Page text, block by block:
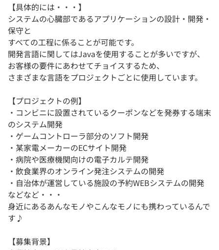
【具体的には・・・】
システムの心臓部であるアプリケーションの設計・開発・
保守と
すべての工程に係ることが可能です。
開発言語に関してはJavaを使用することが多いですが、
お客様の要件にあわせてチョイスするため、
さまざまな言語をプロジェクトごとに使用しています。
【プロジェクトの例】
・コンビニに設置されているクーポンなどを発券する端末
のシステム開発
・ゲームコントローラ部分のソフト開発
・某家電メーカーのECサイト開発
・病院や医療機関向けの電子カルテ開発
・飲食業界のオンライン発注システムの開発
・自治体が運営している施設の予約WEBシステムの開発
などなど・・・
身近にあるあんなモノやこんなモノにも携わっているんで
す♪
【募集背景】